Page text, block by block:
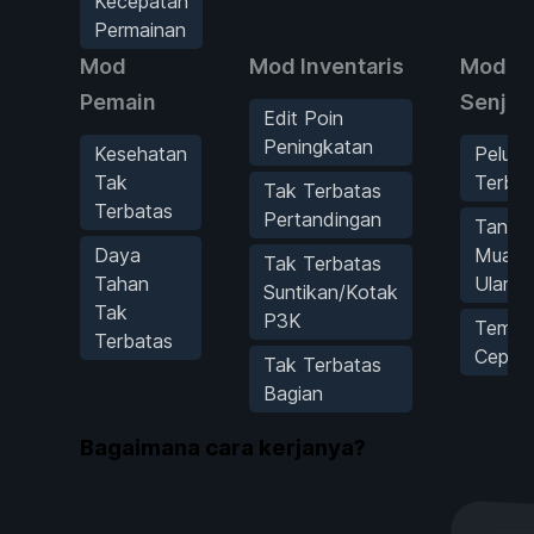
Permainan
Mod
Pemain
Kesehatan
Tak
Terbatas
Daya
Tahan
Tak
Terbatas
Mod Inventaris
Edit Poin
Peningkatan
Tak Terbatas
Pertandingan
Tak Terbatas
Suntikan/Kotak
P3K
Tak Terbatas
Bagian
Mod
Senjata
Peluru
Tanpa
Muat
Ulang
Cepat
Bagaimana cara kerjanya?